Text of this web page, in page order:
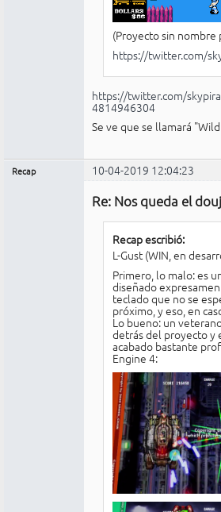
(Proyecto sin nombre
https://twitter.com/
https://twitter.com/
4814946304
Se ve que se llamará
Recap 10-04-2019 12:04:23
Re: Nos queda el
Recap escribió:
L-Gust (WIN, en
Primero, lo malo: es
diseñado
teclado que no se
próximo, y eso, en
Lo bueno: un
detrás del proyecto y
acabado bastante
Engine 4: